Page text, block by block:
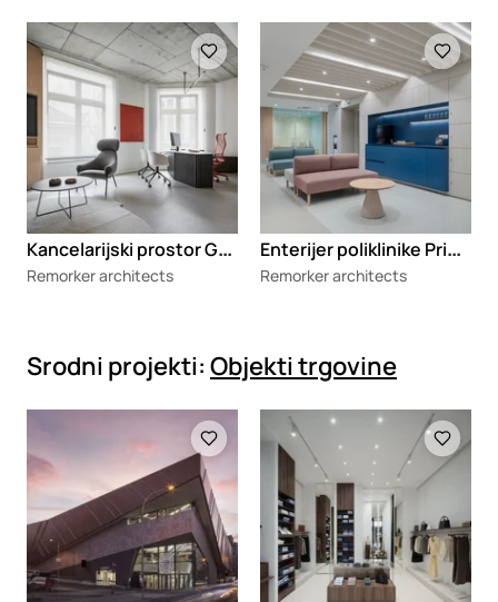
Loading
K
ancelarijski prostor GSM Legal
Remorker architects
Loading
E
nterijer poliklinike Primea
Remorker architects
Srodni projekti: Objekti trgovine
Loading